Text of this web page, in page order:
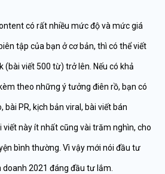
có rất nhiều mức độ và mức giá
tập của bạn ở cơ bản, thì có thể viết
(bài viết 500 từ) trở lên. Nếu có khả
theo những ý tưởng điên rồ, bạn có
PR, kịch bản viral, bài viết bán
viết này ít nhất cũng vài trăm nghìn, cho
bình thường. Vì vậy mới nói đầu tư
2021 đáng đầu tư lắm.